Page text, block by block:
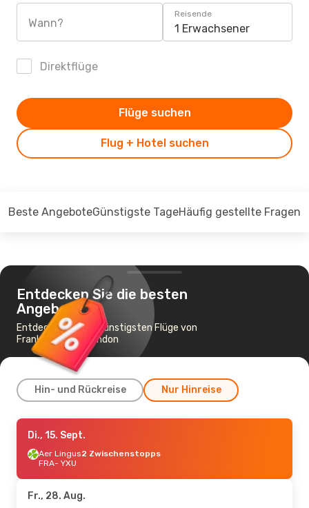
Wann?
Reisende
1 Erwachsener
Direktflüge
Flug + Hotel suchen
Flüge suchen
Beste AngeboteGünstigste TageHäufig gestellte Fragen
Entdecken Sie die besten
Angebote
Entdecken Sie die günstigsten Flüge von
Frankfurt nach London
Hin- und Rückreise Nur Hinreise
Do., 10. Sept.
Lufthansa2 Zwischenstopps
FRA- YXU
YXU- FRA
Di., 15. Sept.
Aer Lingus2 Zwischenstopps
FRA- YXU
Fr., 28. Aug.